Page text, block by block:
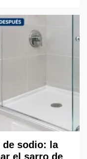
de sodio: la
el sarro de